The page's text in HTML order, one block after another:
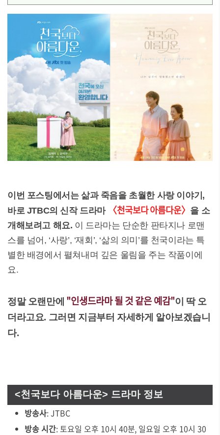
이번 포스팅에서는 삶과 죽음을 초월한 사랑 이야기,
바로 JTBC의 신작 드라마
〈천국보다 아름다운〉 을 소
개해보려고 해요. 이 드라마는 단순한 판타지나 로맨
스를 넘어, ‘사랑’, ‘재회’, ‘삶의 의미’를 천국이라는 특
별한 배경에서 펼쳐내며 깊은 울림을 주는 작품이에
요.
정말 오랜만에 "인생드라마 될 것 같은 예감"이 딱 오
더라고요. 그러면 지금부터 자세하게 알아보겠습니
다.
<천국보다 아름다운> 드라마 정보
방송사: JTBC
방송 시간: 토요일 오후 10시 40분, 일요일 오후 10시 30